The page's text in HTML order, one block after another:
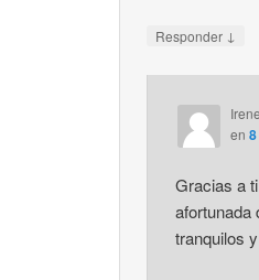
Responder ↓
en
Gracias a
afortunada
tranquilos